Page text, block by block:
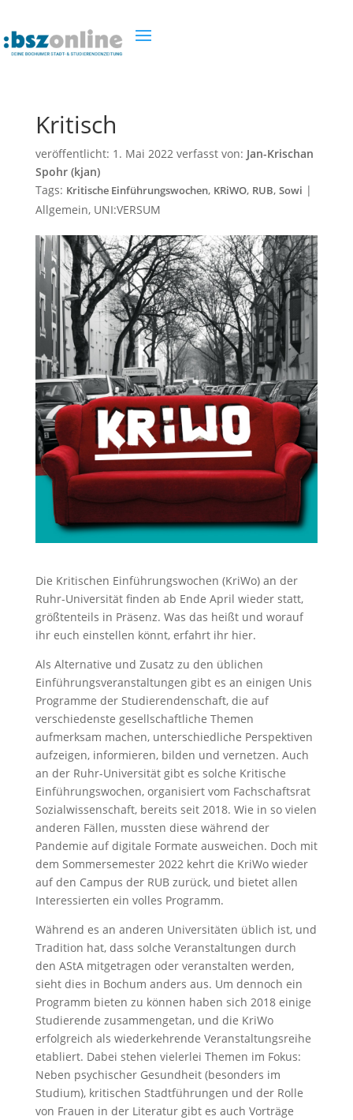
Kritisch
veröffentlicht: 1. Mai 2022verfasst von: Jan-Krischan
Spohr (kjan)
Tags: Kritische Einführungswochen, KRiWO, RUB, Sowi |
Allgemein, UNI:VERSUM
Die Kritischen Einführungswochen (KriWo) an der
Ruhr-Universität finden ab Ende April wieder statt,
größtenteils in Präsenz. Was das heißt und worauf
ihr euch einstellen könnt, erfahrt ihr hier.
Als Alternative und Zusatz zu den üblichen
Einführungsveranstaltungen gibt es an einigen Unis
Programme der Studierendenschaft, die auf
verschiedenste gesellschaftliche Themen
aufmerksam machen, unterschiedliche Perspektiven
aufzeigen, informieren, bilden und vernetzen. Auch
an der Ruhr-Universität gibt es solche Kritische
Einführungswochen, organisiert vom Fachschaftsrat
Sozialwissenschaft, bereits seit 2018. Wie in so vielen
anderen Fällen, mussten diese während der
Pandemie auf digitale Formate ausweichen. Doch mit
dem Sommersemester 2022 kehrt die KriWo wieder
auf den Campus der RUB zurück, und bietet allen
Interessierten ein volles Programm.
Während es an anderen Universitäten üblich ist, und
Tradition hat, dass solche Veranstaltungen durch
den AStA mitgetragen oder veranstalten werden,
sieht dies in Bochum anders aus. Um dennoch ein
Programm bieten zu können haben sich 2018 einige
Studierende zusammengetan, und die KriWo
erfolgreich als wiederkehrende Veranstaltungsreihe
etabliert. Dabei stehen vielerlei Themen im Fokus:
Neben psychischer Gesundheit (besonders im
Studium), kritischen Stadtführungen und der Rolle
von Frauen in der Literatur gibt es auch Vorträge